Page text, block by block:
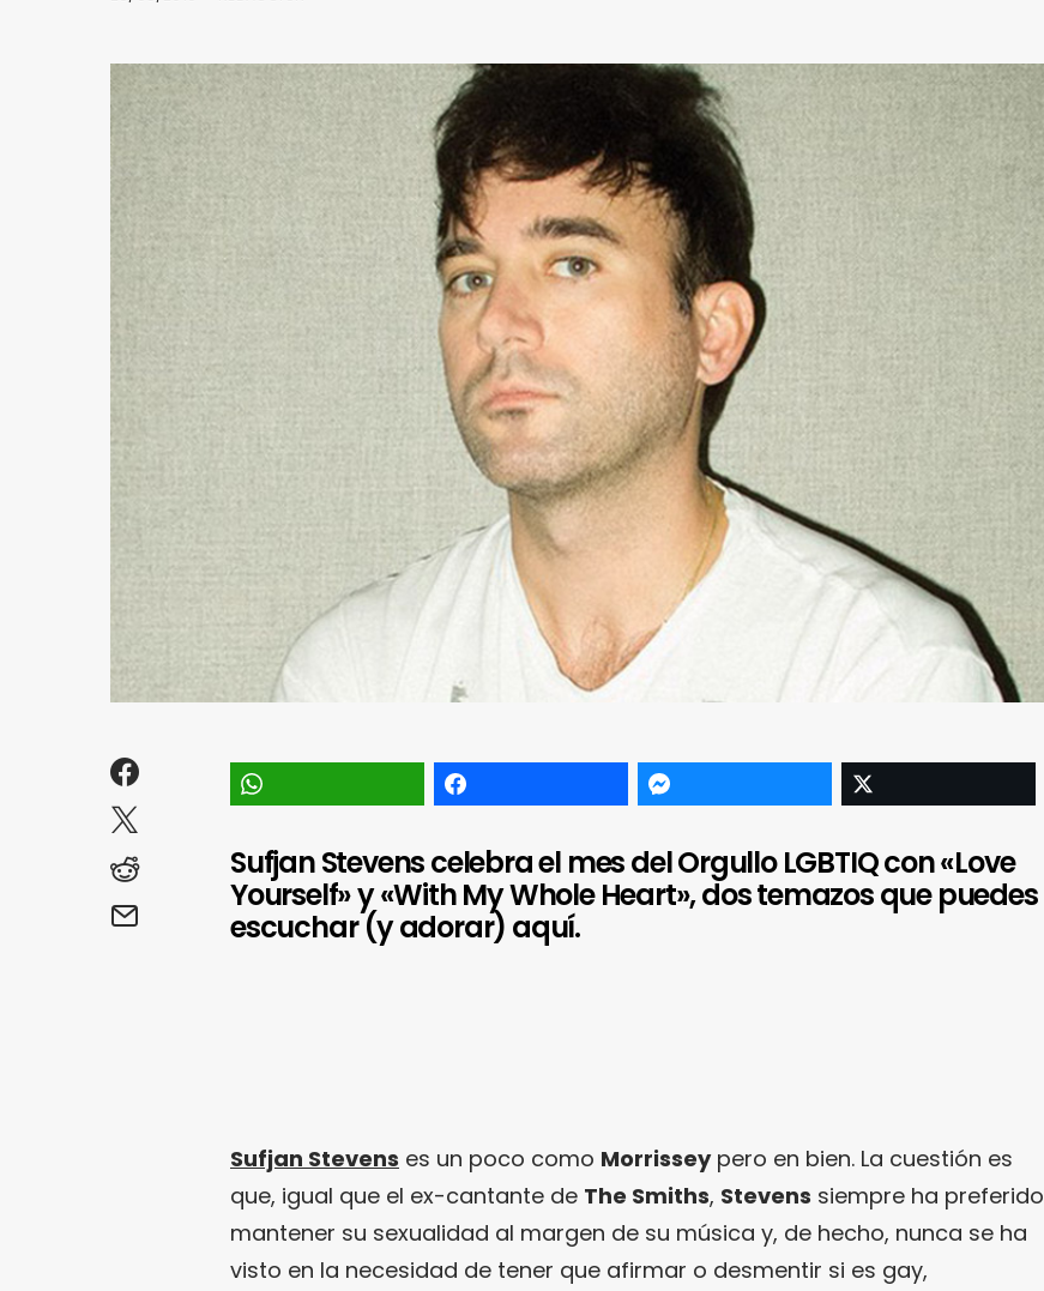
Sufjan Stevens celebra el mes del Orgullo LGBTIQ con «Love
Yourself» y «With My Whole Heart», dos temazos que puedes
escuchar (y adorar) aquí.
Sufjan Stevens es un poco como Morrisseypero en bien. La cuestión es
que, igual que el ex-cantante de The Smiths, Stevens siempre ha preferido
mantener su sexualidad al margen de su música y, de hecho, nunca se ha
visto en la necesidad de tener que afirmar o desmentir si es gay,